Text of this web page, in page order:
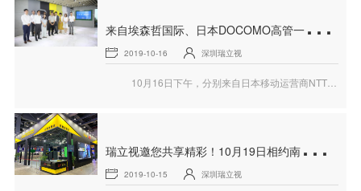
来
自埃森哲国际、日本DOCOMO高管一行莅临瑞立视参观调研
2019-10-16 深圳瑞立视
瑞
立视邀您共享精彩！10月19日相约南昌2019世界VR产业大会
2019-10-15 深圳瑞立视